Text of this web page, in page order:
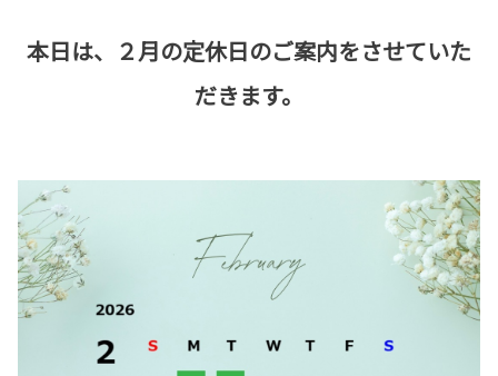
本日は、２月の定休日のご案内をさせていた
だきます。